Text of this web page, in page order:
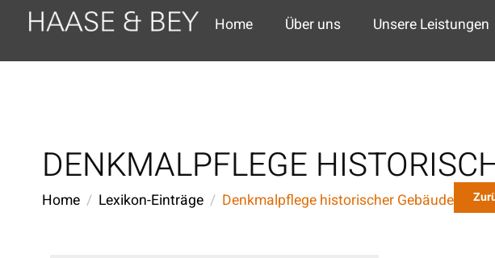
Home Über uns Unsere Leistungen
DENKMALPFLEGE
Home Lexikon-Einträge Denkmalpflege historischer Gebäude